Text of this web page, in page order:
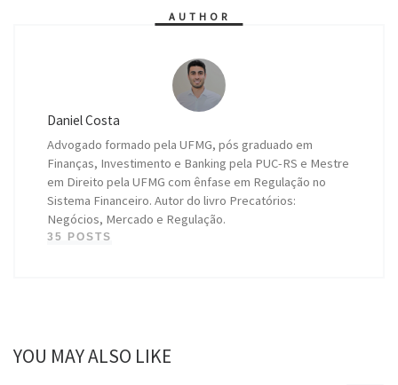
AUTHOR
Daniel Costa
Advogado formado pela UFMG, pós graduado em
Finanças, Investimento e Banking pela PUC-RS e Mestre
em Direito pela UFMG com ênfase em Regulação no
Sistema Financeiro. Autor do livro Precatórios:
Negócios, Mercado e Regulação.
35 POSTS
YOU MAY ALSO LIKE